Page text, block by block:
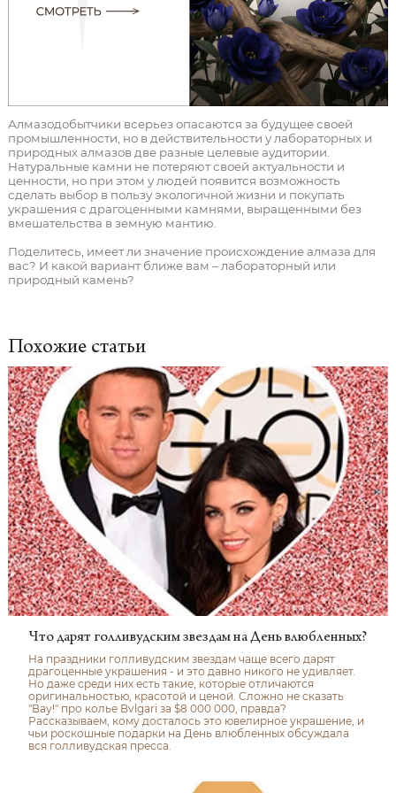
Алмазодобытчики всерьез опасаются за будущее своей
промышленности, но в действительности у лабораторных и
природных алмазов две разные целевые аудитории.
Натуральные камни не потеряют своей актуальности и
ценности, но при этом у людей появится возможность
сделать выбор в пользу экологичной жизни и покупать
украшения с драгоценными камнями, выращенными без
вмешательства в земную мантию.
Поделитесь, имеет ли значение происхождение алмаза для
вас? И какой вариант ближе вам – лабораторный или
природный камень?
Похожие статьи
Что дарят голливудским звездам на День влюбленных?
На праздники голливудским звездам чаще всего дарят
драгоценные украшения - и это давно никого не удивляет.
Но даже среди них есть такие, которые отличаются
оригинальностью, красотой и ценой. Сложно не сказать
"Вау!" про колье Bvlgari за $8 000 000, правда?
Рассказываем, кому досталось это ювелирное украшение, и
чьи роскошные подарки на День влюбленных обсуждала
вся голливудская пресса.